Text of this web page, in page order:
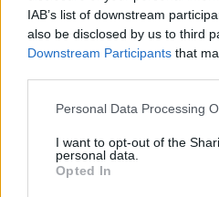
IAB’s list of downstream
also be disclosed by us to third
Downstream Participants that
Personal Data Processing
I want to opt-out of the
personal data.
Opted In